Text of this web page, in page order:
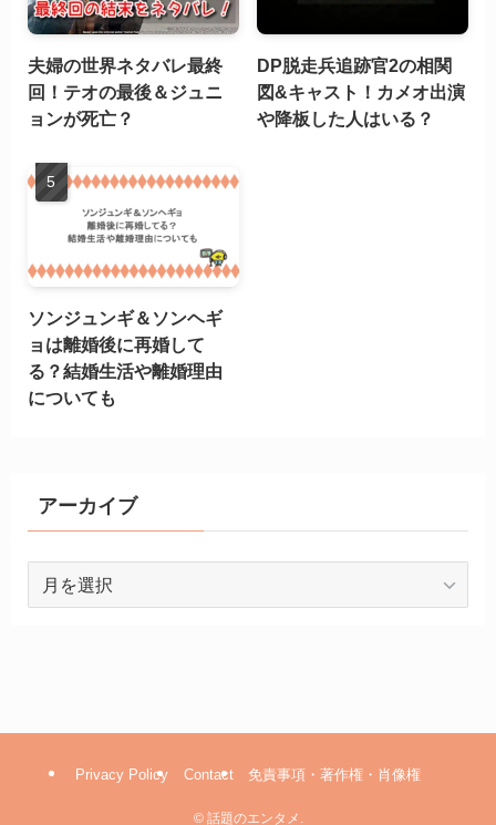
夫婦の世界ネタバレ最終
回！テオの最後＆ジュニ
ョンが死亡？
DP脱走兵追跡官2の相関
図&キャスト！カメオ出演
や降板した人はいる？
ソンジュンギ＆ソンヘギ
ョは離婚後に再婚して
る？結婚生活や離婚理由
についても
アーカイブ
Privacy Policy Contact 免責事項・著作権・肖像権
©話題のエンタメ.